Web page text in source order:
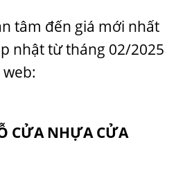
tâm đến giá mới nhất
nhật từ tháng 02/2025
CỬA NHỰA CỬA